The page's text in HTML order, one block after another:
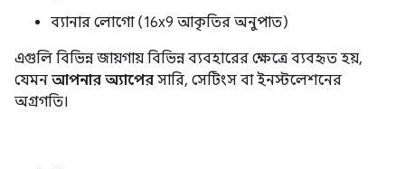
ব্যানার লোগো (16x9 আকৃতির অনুপাত)
এগুলি বিভিন্ন জায়গায় বিভিন্ন ব্যবহারের ক্ষেত্রে ব্যবহৃত হয়,
যেমনআপনার অ্যাপের সারি, সেটিংস বা ইনস্টলেশনের
অগ্রগতি।